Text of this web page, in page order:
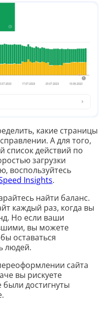
какие страницы
А для того,
список действий по
загрузки
воспользуйтесь
Insights.
найти баланс.
каждый раз, когда вы
Но если ваши
вы можете
оставаться
людей.
сайта
вы рискуете
достигнуты